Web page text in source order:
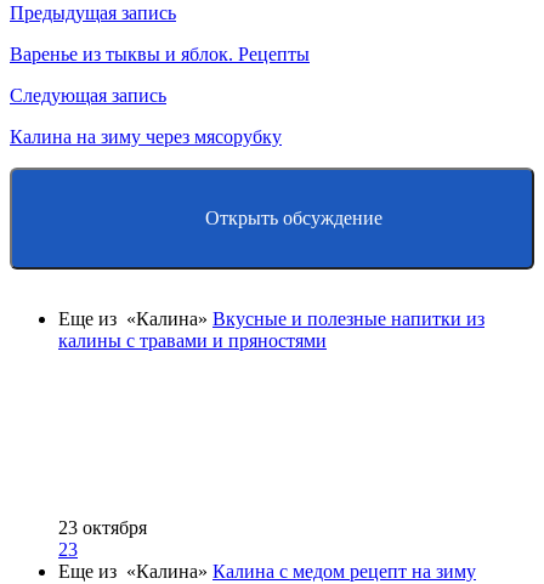
Предыдущая запись
Варенье из тыквы и яблок. Рецепты
Следующая запись
Калина на зиму через мясорубку
Открыть обсуждение
Еще из «Калина» Вкусные и полезные напитки из
калины с травами и пряностями
23 октября
23
Еще из «Калина» Калина с медом рецепт на зиму